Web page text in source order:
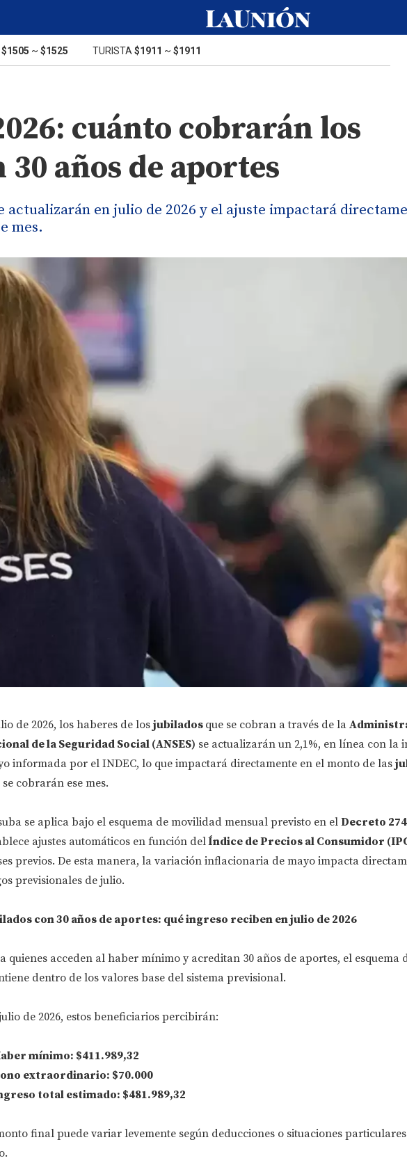
$1505 ~ $1525 TURISTA $1911 ~ $1911
cuánto cobrarán los
años de aportes
actualizarán en julio de 2026 y el ajuste impactará
mes.
de 2026, los haberes de los jubilados que se cobran a través de la
de la Seguridad Social (ANSES) se actualizarán un 2,1%, en línea con la
informada por el INDEC, lo que impactará directamente en el monto de las
se cobrarán ese mes.
se aplica bajo el esquema de movilidad mensual previsto en el Decreto
ajustes automáticos en función delÍndice de Precios al Consumidor
previos. De esta manera, la variación inflacionaria de mayo impacta
previsionales de julio.
con 30 años de aportes: qué ingreso reciben en julio de 2026
quienes acceden al haber mínimo y acreditan 30 años de aportes, el esquema
dentro de los valores base del sistema previsional.
de 2026, estos beneficiarios percibirán:
mínimo: $411.989,32
extraordinario: $70.000
total estimado: $481.989,32
final puede variar levemente según deducciones o situaciones